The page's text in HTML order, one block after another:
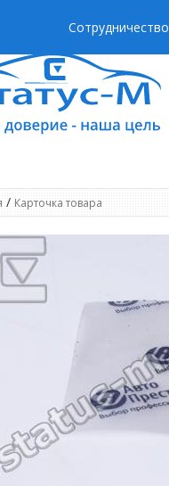
Сотрудничество
/ Карточка товара